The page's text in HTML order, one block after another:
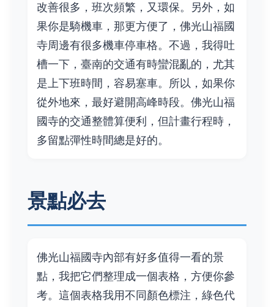
改善很多，班次頻繁，又環保。另外，如
果你是騎機車，那更方便了，佛光山福國
寺周邊有很多機車停車格。不過，我得吐
槽一下，臺南的交通有時蠻混亂的，尤其
是上下班時間，容易塞車。所以，如果你
從外地來，最好避開高峰時段。佛光山福
國寺的交通整體算便利，但計畫行程時，
多留點彈性時間總是好的。
景點必去
佛光山福國寺內部有好多值得一看的景
點，我把它們整理成一個表格，方便你參
考。這個表格我用不同顏色標注，綠色代